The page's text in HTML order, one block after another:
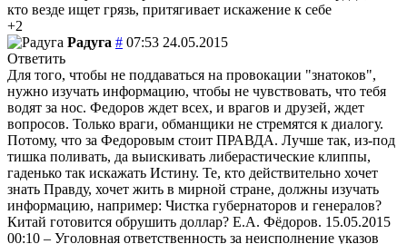
кто везде ищет грязь, притягивает искажение к себе
+2
Радуга # 07:53 24.05.2015
Ответить
Для того, чтобы не поддаваться на провокации "знатоков",
нужно изучать информацию, чтобы не чувствовать, что тебя
водят за нос. Федоров ждет всех, и врагов и друзей, ждет
вопросов. Только враги, обманщики не стремятся к диалогу.
Потому, что за Федоровым стоит ПРАВДА. Лучше так, из-под
тишка поливать, да выискивать либерастические клиппы,
гаденько так искажать Истину. Те, кто действительно хочет
знать Правду, хочет жить в мирной стране, должны изучать
информацию, например: Чистка губернаторов и генералов?
Китай готовится обрушить доллар? Е.А. Фёдоров. 15.05.2015
00:10 – Уголовная ответственность за неисполнение указов